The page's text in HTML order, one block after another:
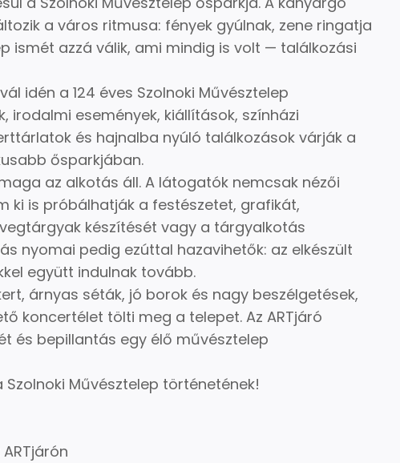
a város ritmusa: fények gyúlnak, zene ringatja
ismét azzá válik, ami mindig is volt — találkozási
idén a 124 éves Szolnoki Művésztelep
irodalmi események, kiállítások, színházi
és hajnalba nyúló találkozások várják a
ősparkjában.
az alkotás áll. A látogatók nemcsak nézői
ki is próbálhatják a festészetet, grafikát,
készítését vagy a tárgyalkotás
nyomai pedig ezúttal hazavihetők: az elkészült
együtt indulnak tovább.
árnyas séták, jó borok és nagy beszélgetések,
koncertélet tölti meg a telepet. Az ARTjáró
és bepillantás egy élő művésztelep
Művésztelep történetének!